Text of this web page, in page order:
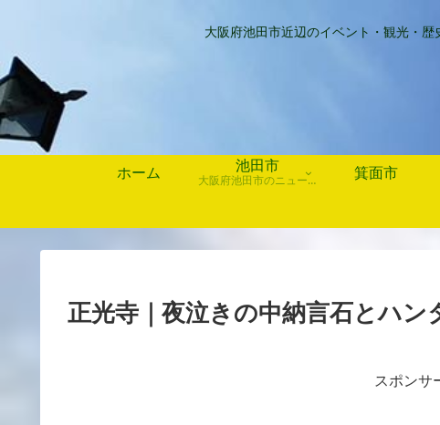
大阪府池田市近辺のイベント・観光・
ホーム
池田市
大阪府池田市のニュース、歴史や行事、お店情報など
箕面市
正光寺｜夜泣きの中納言石とハ
スポンサ